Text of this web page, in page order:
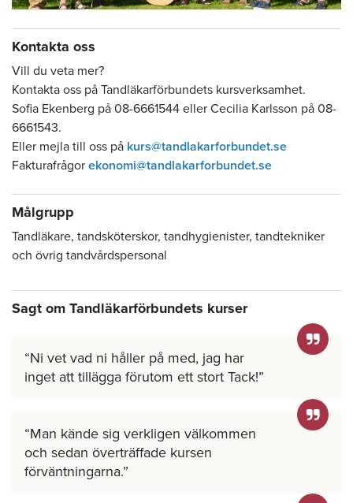
Kontakta oss
Vill du veta mer?
Kontakta oss på Tandläkarförbundets kursverksamhet.
Sofia Ekenberg på 08-6661544 eller Cecilia Karlsson på 08-
6661543.
Eller mejla till oss på kurs@tandlakarforbundet.se
Fakturafrågor ekonomi@tandlakarforbundet.se
Målgrupp
Tandläkare, tandsköterskor, tandhygienister, tandtekniker
och övrig tandvårdspersonal
Sagt om Tandläkarförbundets kurser
Ni vet vad ni håller på med, jag har
inget att tillägga förutom ett stort Tack!
Man kände sig verkligen välkommen
och sedan överträffade kursen
förväntningarna.